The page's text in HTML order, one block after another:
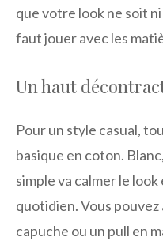
que votre look ne soit
faut jouer avec les
Un haut
Pour un style casual,
basique en coton.
simple va calmer le
quotidien. Vous pouvez
capuche ou un pull en